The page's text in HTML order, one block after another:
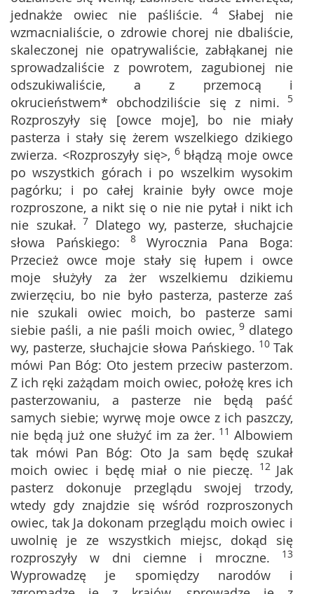
jednakże owiec nie paśliście. 4 Słabej nie
wzmacnialiście, o zdrowie chorej nie dbaliście,
skaleczonej nie opatrywaliście, zabłąkanej nie
sprowadzaliście z powrotem, zagubionej nie
odszukiwaliście, a z przemocą i
okrucieństwem* obchodziliście się z nimi. 5
Rozproszyły się [owce moje], bo nie miały
pasterza i stały się żerem wszelkiego dzikiego
zwierza. <Rozproszyły się>, 6 błądzą moje owce
po wszystkich górach i po wszelkim wysokim
pagórku; i po całej krainie były owce moje
rozproszone, a nikt się o nie nie pytał i nikt ich
nie szukał. 7 Dlatego wy, pasterze, słuchajcie
słowa Pańskiego: 8 Wyrocznia Pana Boga:
Przecież owce moje stały się łupem i owce
moje służyły za żer wszelkiemu dzikiemu
zwierzęciu, bo nie było pasterza, pasterze zaś
nie szukali owiec moich, bo pasterze sami
siebie paśli, a nie paśli moich owiec, 9 dlatego
wy, pasterze, słuchajcie słowa Pańskiego. 10 Tak
mówi Pan Bóg: Oto jestem przeciw pasterzom.
Z ich ręki zażądam moich owiec, położę kres ich
pasterzowaniu, a pasterze nie będą paść
samych siebie; wyrwę moje owce z ich paszczy,
nie będą już one służyć im za żer. 11 Albowiem
tak mówi Pan Bóg: Oto Ja sam będę szukał
moich owiec i będę miał o nie pieczę. 12 Jak
pasterz dokonuje przeglądu swojej trzody,
wtedy gdy znajdzie się wśród rozproszonych
owiec, tak Ja dokonam przeglądu moich owiec i
uwolnię je ze wszystkich miejsc, dokąd się
rozproszyły w dni ciemne i mroczne. 13
Wyprowadzę je spomiędzy narodów i